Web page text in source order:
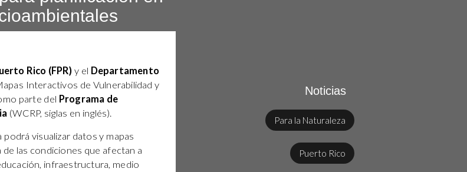
Rico (FPR) y el Departamento
Interactivos de Vulnerabilidad y
parte del Programa de
(WCRP, siglas en inglés).
visualizar datos y mapas
las condiciones que afectan a
infraestructura, medio
Noticias
Para la Naturaleza
Puerto Rico